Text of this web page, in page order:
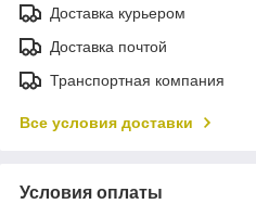
Доставка курьером
Доставка почтой
Транспортная компания
Все условия доставки
Условия оплаты